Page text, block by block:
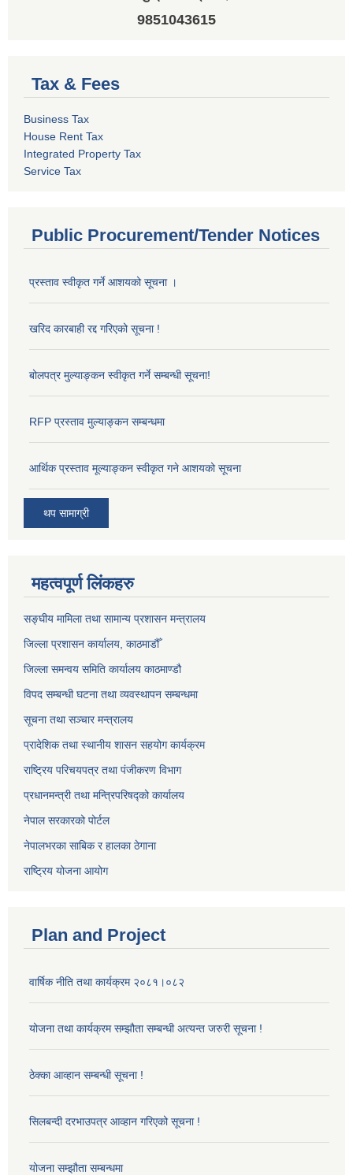
9851043615
Tax & Fees
Business Tax
House Rent Tax
Integrated Property Tax
Service Tax
Public Procurement/Tender Notices
प्रस्ताव स्वीकृत गर्ने आशयको सूचना ।
खरिद कारबाही रद्द गरिएको सूचना !
बोलपत्र मुल्याङ्कन स्वीकृत गर्ने सम्बन्धी सूचना!
RFP प्रस्ताव मुल्याङ्कन सम्बन्धमा
आर्थिक प्रस्ताव मूल्याङ्कन स्वीकृत गने आशयको सूचना
थप सामाग्री
महत्वपूर्ण लिंकहरु
सङ्‍घीय मामिला तथा सामान्य प्रशासन मन्त्रालय
जिल्ला प्रशासन कार्यालय, काठमाडौँ
जिल्ला समन्वय समिति कार्यालय काठमाण्ड‌ौ
विपद सम्बन्धी घटना तथा व्यवस्थापन सम्बन्धमा
सूचना तथा सञ्चार मन्त्रालय
प्रादेशिक तथा स्थानीय शासन सहयोग कार्यक्रम
राष्ट्रिय परिचयपत्र तथा पंजीकरण विभाग
प्रधानमन्त्री तथा मन्त्रिपरिषद्को कार्यालय
नेपाल सरकारको पोर्टल
नेपालभरका साबिक र हालका ठेगाना
राष्ट्रिय योजना आयोग
Plan and Project
वार्षिक नीति तथा कार्यक्रम २०८१।०८२
योजना तथा कार्यक्रम सम्झौता सम्बन्धी अत्यन्त जरुरी सूचना !
ठेक्का आव्हान सम्बन्धी सूचना !
सिलबन्दी दरभाउपत्र आव्हान गरिएको सूचना !
योजना सम्झौता सम्बन्धमा